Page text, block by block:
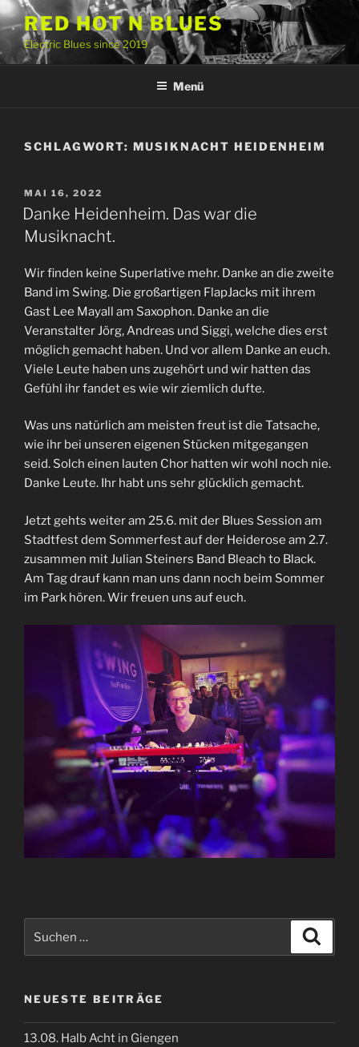
Zum
Inhalt
springen
RED HOT N BLUES
Electric Blues since 2019
Menü
SCHLAGWORT: MUSIKNACHT HEIDENHEIM
VERÖFFENTLICHT
AM
MAI 16, 2022
Danke Heidenheim. Das war die
Musiknacht.
Wir finden keine Superlative mehr. Danke an die zweite
Band im Swing. Die großartigen FlapJacks mit ihrem
Gast Lee Mayall am Saxophon. Danke an die
Veranstalter Jörg, Andreas und Siggi, welche dies erst
möglich gemacht haben. Und vor allem Danke an euch.
Viele Leute haben uns zugehört und wir hatten das
Gefühl ihr fandet es wie wir ziemlich dufte.
Was uns natürlich am meisten freut ist die Tatsache,
wie ihr bei unseren eigenen Stücken mitgegangen
seid. Solch einen lauten Chor hatten wir wohl noch nie.
Danke Leute. Ihr habt uns sehr glücklich gemacht.
Jetzt gehts weiter am 25.6. mit der Blues Session am
Stadtfest dem Sommerfest auf der Heiderose am 2.7.
zusammen mit Julian Steiners Band Bleach to Black.
Am Tag drauf kann man uns dann noch beim Sommer
im Park hören. Wir freuen uns auf euch.
nach:
NEUESTE BEITRÄGE
13.08. Halb Acht in Giengen